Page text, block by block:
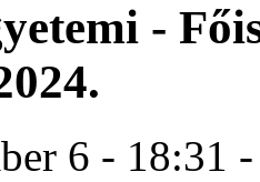
-
6 - 18:31